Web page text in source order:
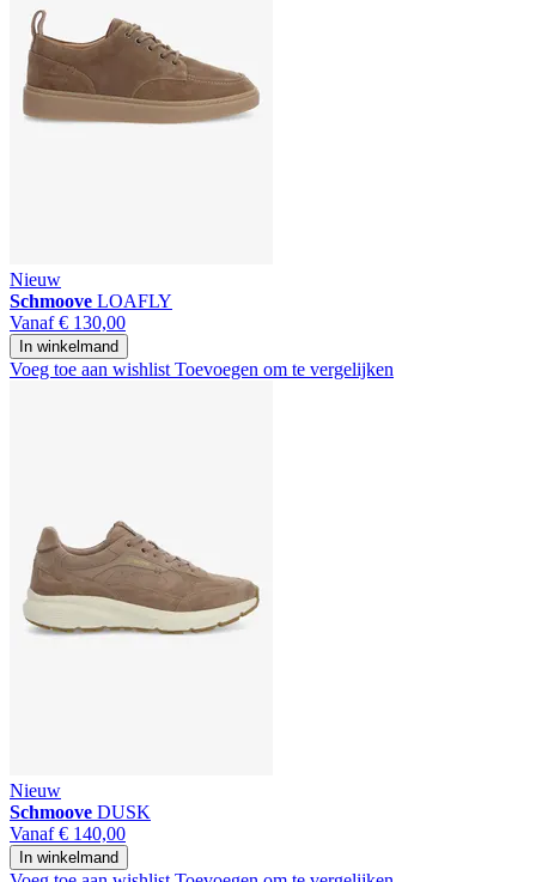
Nieuw
Schmoove LOAFLY
Vanaf € 130,00
In winkelmand
Voeg toe aan wishlist Toevoegen om te vergelijken
Nieuw
Schmoove DUSK
Vanaf € 140,00
In winkelmand